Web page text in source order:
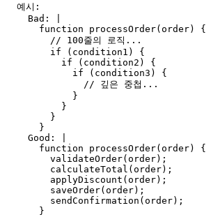
  예시:
    Bad: |
      function processOrder(order) {
        // 100줄의 로직...
        if (condition1) {
          if (condition2) {
            if (condition3) {
              // 깊은 중첩...
            }
          }
        }
      }
    Good: |
      function processOrder(order) {
        validateOrder(order);
        calculateTotal(order);
        applyDiscount(order);
        saveOrder(order);
        sendConfirmation(order);
      }